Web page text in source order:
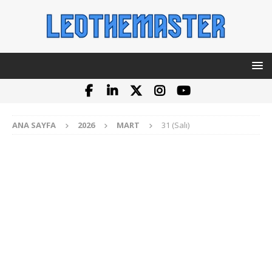
ANA SAYFA 2026 MART 31 (Salı)